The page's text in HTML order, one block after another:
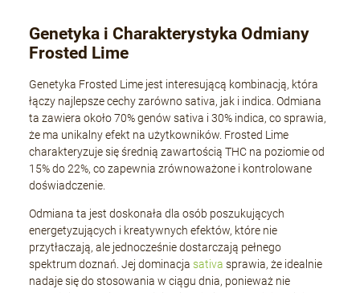
Genetyka i Charakterystyka Odmiany
Frosted Lime
Genetyka Frosted Lime jest interesującą kombinacją, która
łączy najlepsze cechy zarówno sativa, jak i indica. Odmiana
ta zawiera około 70% genów sativa i 30% indica, co sprawia,
że ma unikalny efekt na użytkowników. Frosted Lime
charakteryzuje się średnią zawartością THC na poziomie od
15% do 22%, co zapewnia zrównoważone i kontrolowane
doświadczenie.
Odmiana ta jest doskonała dla osób poszukujących
energetyzujących i kreatywnych efektów, które nie
przytłaczają, ale jednocześnie dostarczają pełnego
spektrum doznań. Jej dominacjasativa sprawia, że idealnie
nadaje się do stosowania w ciągu dnia, ponieważ nie